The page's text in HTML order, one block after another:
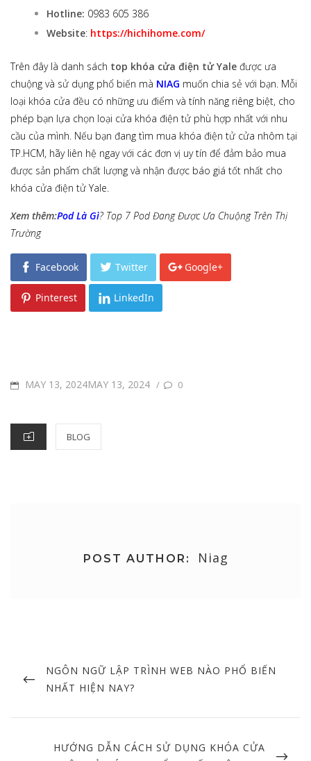
Hotline: 0983 605 386
Website: https://hichihome.com/
Trên đây là danh sách top khóa cửa điện tử Yale được ưa
chuộng và sử dụng phổ biến mà NIAG muốn chia sẻ với bạn. Mỗi
loại khóa cửa đều có những ưu điểm và tính năng riêng biệt, cho
phép bạn lựa chọn loại cửa khóa điện tử phù hợp nhất với nhu
cầu của mình. Nếu bạn đang tìm mua khóa điện tử cửa nhôm tại
TP.HCM, hãy liên hệ ngay với các đơn vị uy tín để đảm bảo mua
được sản phẩm chất lượng và nhận được báo giá tốt nhất cho
khóa cửa điện tử Yale.
Xem thêm:Pod Là Gì? Top 7 Pod Đang Được Ưa Chuộng Trên Thị
Trường
Facebook Twitter Google+
Pinterest LinkedIn
POSTEDMAY 13, 2024MAY 13, 2024 / 0
CATEGORIES
BLOG
POST AUTHOR: Niag
navigation
PREVIOUS
POST
NGÔN NGỮ LẬP TRÌNH WEB NÀO PHỔ BIẾN
NHẤT HIỆN NAY?
NEXT
HƯỚNG DẪN CÁCH SỬ DỤNG KHÓA CỬA